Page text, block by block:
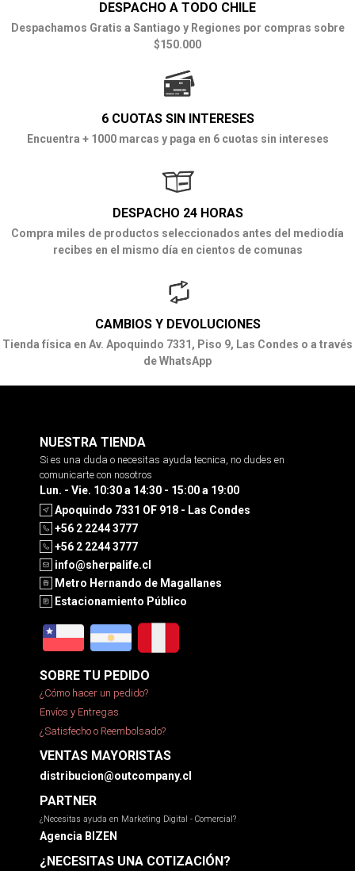
DESPACHO A TODO CHILE
Despachamos Gratis a Santiago y Regiones por compras sobre
$150.000
6 CUOTAS SIN INTERESES
Encuentra + 1000 marcas y paga en 6 cuotas sin intereses
DESPACHO 24 HORAS
Compra miles de productos seleccionados antes del mediodía
recibes en el mismo día en cientos de comunas
CAMBIOS Y DEVOLUCIONES
Tienda física en Av. Apoquindo 7331, Piso 9, Las Condes o a través
de WhatsApp
NUESTRA TIENDA
Si es una duda o necesitas ayuda tecnica, no dudes en
comunicarte con nosotros
Lun. - Vie. 10:30 a 14:30 - 15:00 a 19:00
Apoquindo 7331 OF 918 - Las Condes
+56 2 2244 3777
+56 2 2244 3777
info@sherpalife.cl
Metro Hernando de Magallanes
Estacionamiento Público
SOBRE TU PEDIDO
¿Cómo hacer un pedido?
Envíos y Entregas
¿Satisfecho o Reembolsado?
VENTAS MAYORISTAS
distribucion@outcompany.cl
PARTNER
¿Necesitas ayuda en Marketing Digital - Comercial?
Agencia BIZEN
¿NECESITAS UNA COTIZACIÓN?